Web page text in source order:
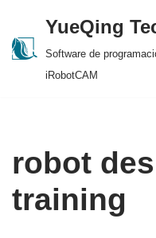
Skip
YueQing
Software de
iRobotCAM
robot
training